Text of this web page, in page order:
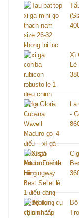
Xì
Lẻ
La
-